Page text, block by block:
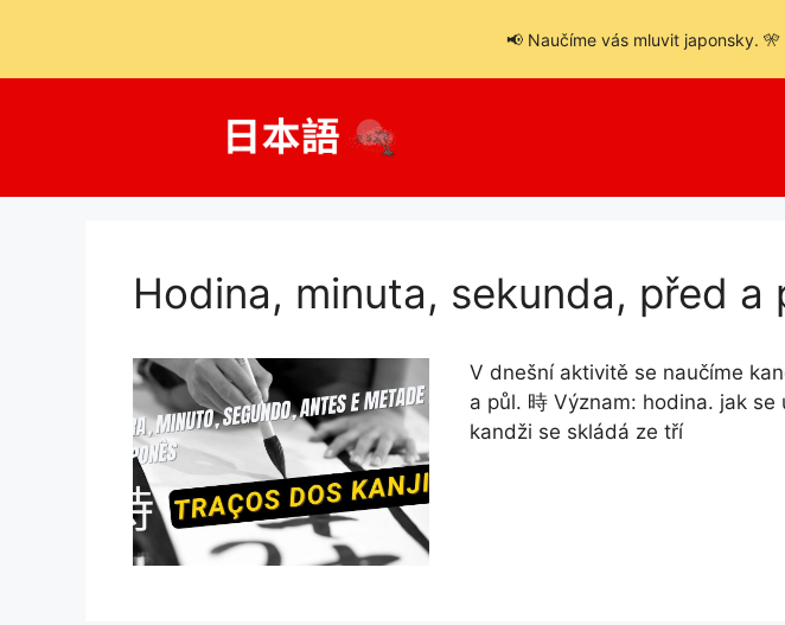
Hodina, minuta, sekunda, před
V dnešní aktivitě se naučíme
a půl. 時 Význam: hodina. jak
kandži se skládá ze tří
📢 Naučíme vás mluvit japonsky. 🎌